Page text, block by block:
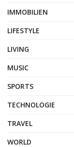
IMMOBILIEN
LIFESTYLE
LIVING
MUSIC
SPORTS
TECHNOLOGIE
TRAVEL
WORLD